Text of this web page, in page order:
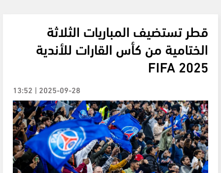
قطر تستضيف المباريات الثلاثة
الختامية من كأس القارات للأندية
FIFA 2025
2025-09-28 | 13:52